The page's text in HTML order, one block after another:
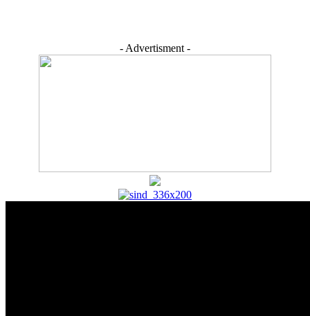
- Advertisment -